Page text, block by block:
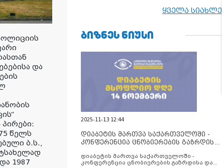
და
წელს
ბ.ს.,
1987
ყველა სიახლე
ᲑᲘᲖᲜᲔᲡ ᲜᲘᲣᲡᲘ
2025-11-13 12:44
დიაბეტის მართვა საქართველოში -
კონფერენცია ცნობიერების გაზრდისა
დიაბეტის მართვა საქართველოში -
კონფერენცია ცნობიერების გაზრდისა და